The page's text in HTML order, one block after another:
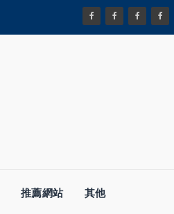
推薦網站 其他